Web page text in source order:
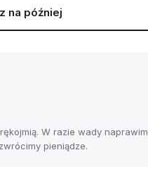
na później
W razie wady
pieniądze.